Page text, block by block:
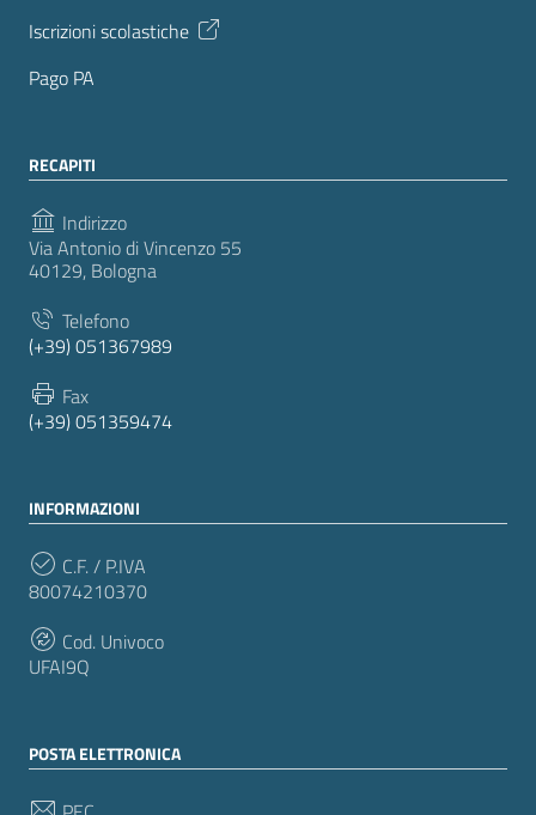
Iscrizioni scolastiche
Pago PA
RECAPITI
Indirizzo
Via Antonio di Vincenzo 55
40129, Bologna
Telefono
(+39) 051367989
Fax
(+39) 051359474
INFORMAZIONI
C.F. / P.IVA
80074210370
Cod. Univoco
UFAI9Q
POSTA ELETTRONICA